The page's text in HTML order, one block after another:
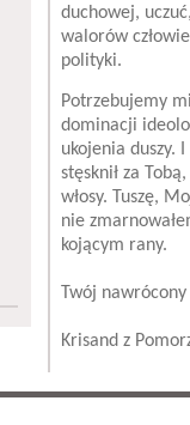
duchowej,
walorów
polityki.
Potrzebujemy
dominacji
ukojenia duszy.
stęsknił za
włosy. Tuszę,
nie
kojącym rany.
Twój
Krisand z